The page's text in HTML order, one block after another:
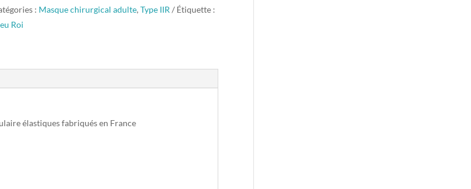
: Masque chirurgical adulte, Type IIR
Étiquette :
Roi
élastiques fabriqués en France